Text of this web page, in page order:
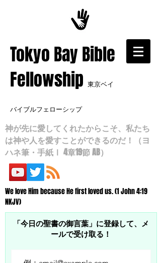
​Tokyo Bay Bible
Fellowship 東京ベイ
バイブルフェローシップ
神が先に愛してくれたからこそ、私たち
は神や人を愛すことができるのだ！（ヨ
ハネ筆・手紙Ⅰ 4章19節 AB）
We love Him because He first loved us. (1 John 4:19
NKJV)
「今日の聖書の御言葉」に登録して、メ
ールで受け取る！